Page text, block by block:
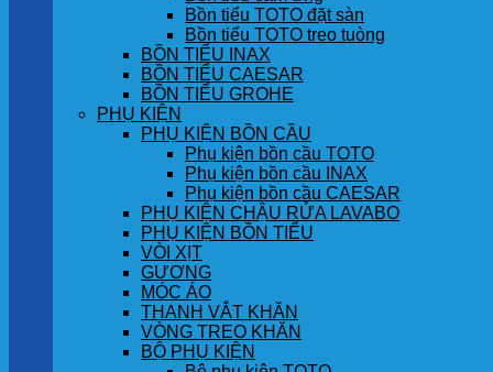
Bồn tiểu TOTO đặt sàn
Bồn tiểu TOTO treo tuòng
BỒN TIỂU INAX
BỒN TIỂU CAESAR
BỒN TIỂU GROHE
PHỤ KIỆN
PHỤ KIỆN BỒN CẦU
Phụ kiện bồn cầu TOTO
Phụ kiện bồn cầu INAX
Phụ kiện bồn cầu CAESAR
PHỤ KIỆN CHẬU RỬA LAVABO
PHỤ KIỆN BỒN TIỂU
VÒI XỊT
GƯƠNG
MÓC ÁO
THANH VẮT KHĂN
VÒNG TREO KHĂN
BỘ PHỤ KIỆN